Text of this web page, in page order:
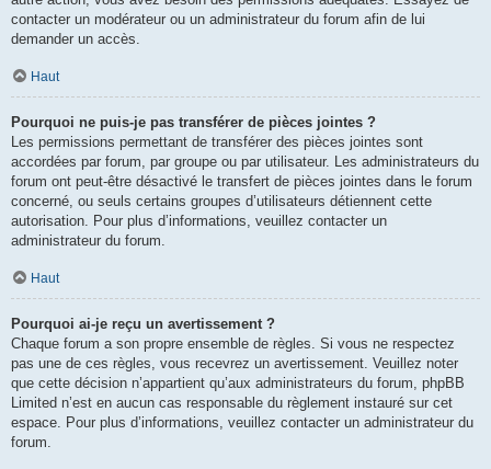
contacter un modérateur ou un administrateur du forum afin de lui
demander un accès.
Haut
Pourquoi ne puis-je pas transférer de pièces jointes ?
Les permissions permettant de transférer des pièces jointes sont
accordées par forum, par groupe ou par utilisateur. Les administrateurs du
forum ont peut-être désactivé le transfert de pièces jointes dans le forum
concerné, ou seuls certains groupes d’utilisateurs détiennent cette
autorisation. Pour plus d’informations, veuillez contacter un
administrateur du forum.
Haut
Pourquoi ai-je reçu un avertissement ?
Chaque forum a son propre ensemble de règles. Si vous ne respectez
pas une de ces règles, vous recevrez un avertissement. Veuillez noter
que cette décision n’appartient qu’aux administrateurs du forum, phpBB
Limited n’est en aucun cas responsable du règlement instauré sur cet
espace. Pour plus d’informations, veuillez contacter un administrateur du
forum.